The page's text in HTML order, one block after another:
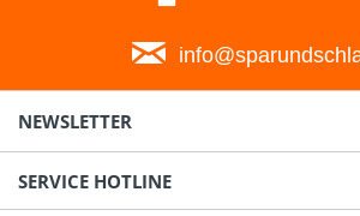
NEWSLETTER
SERVICE HOTLINE